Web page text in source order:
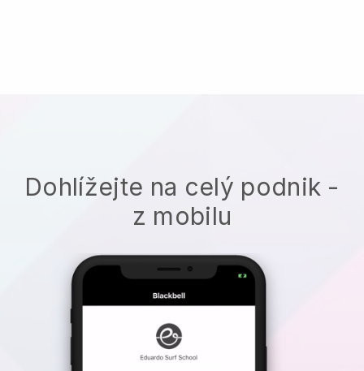
Dohlížejte na celý podnik -
z mobilu